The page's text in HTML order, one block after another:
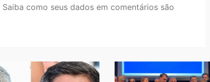
Saiba como seus dados em comentários são